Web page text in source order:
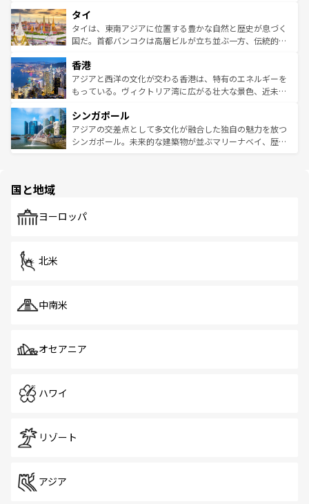
リティに包まれながら、韓国の多彩な魅力を心ゆくまで味
わってみてほしい。 なお、新着の韓国情報はコンテンツ一
覧を参照してほしい。
急速な発展と共に伝統が息づく。ハノイの古い町並みやホ
ーチミン市のフランス統治時代の建物も、独特の雰囲気を
醸し出している。また、バラエティの豊かさとおいしさで
とつ。フォーやバインミー、ベトナムコーヒーなどは、ぜ
ひ現地で味わいたい。どの地域を訪れてもあたたかい人々
が旅行者を迎えてくれるので、きっと忘れられない旅にな
参照してほしい。
タイ
タイは、東南アジアに位置する豊かな自然と歴史が息づく
国だ。首都バンコクは高層ビルが立ち並ぶ一方、伝統的な
の活気が交差している。北部ではチェンマイなどの山岳地
帯で自然と触れ合い、南部ではプーケットやクラビの美し
いビーチでリゾート気分を楽しむことができる。タイ料理
激する。気候は一年中温暖で、どの季節にも異なる楽しみ
が待っている。親しみやすいタイの人々、仏教を中心とし
た文化、そして多様な観光資源が、訪れる旅人を魅了し続
香港
アジアと西洋の文化が交わる香港は、特有のエネルギーを
もっている。ヴィクトリア湾に広がる壮大な景色、近未来
み、どこを訪れても感動するはず。観光スポットが密集し
ており、効率よく見どころを回れるのも魅力。息をのむよ
うな絶景から文化的な体験まで、香港を存分に楽しみ尽く
シンガポール
アジアの交差点として多文化が融合した独自の魅力を放つ
シンガポール。未来的な建築物が並ぶマリーナベイ、歴史
で、ホーカーズは地元の風情を楽しめる外せないスポット
国と地域
ヨーロッパ
北米
中南米
オセアニア
ハワイ
リゾート
アジア